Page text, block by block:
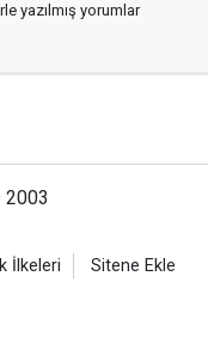
yazılmış yorumlar
2003
İlkeleri Sitene Ekle